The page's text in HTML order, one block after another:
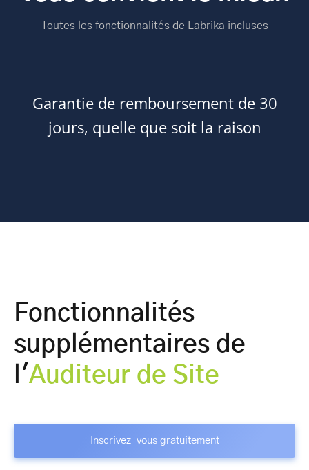
Toutes les fonctionnalités de Labrika incluses
Garantie de remboursement de 30
jours, quelle que soit la raison
Fonctionnalités
supplémentaires de
l'Auditeur de Site
Inscrivez-vous gratuitement